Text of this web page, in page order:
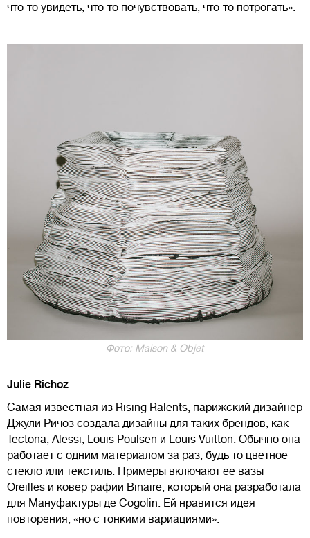
что-то увидеть, что-то почувствовать, что-то потрогать».
Фото: Maison & Objet
Julie Richoz
Самая известная из Rising Ralents, парижский дизайнер
Джули Ричоз создала дизайны для таких брендов, как
Tectona, Alessi, Louis Poulsen и Louis Vuitton. Обычно она
работает с одним материалом за раз, будь то цветное
стекло или текстиль. Примеры включают ее вазы
Oreilles и ковер рафии Binaire, который она разработала
для Мануфактуры де Cogolin. Ей нравится идея
повторения, «но с тонкими вариациями».